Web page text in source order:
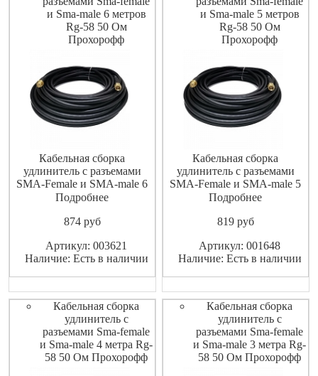
и Sma-male 6 метров
Rg-58 50 Ом
Прохорофф
Кабельная сборка
удлинитель с разъемами
SMA-Female и SMA-male 6
метров RG-58 50 Ом
Подробнее
874pуб
Артикул: 003621
Наличие: Есть в наличии
и Sma-male 5 метров
Rg-58 50 Ом
Прохорофф
Кабельная сборка
удлинитель с разъемами
SMA-Female и SMA-male 5
метров RG-58 50 Ом
Подробнее
819pуб
Артикул: 001648
Наличие: Есть в наличии
Кабельная сборка
удлинитель с
разъемами Sma-female
и Sma-male 4 метра Rg-
58 50 Ом Прохорофф
Кабельная сборка
удлинитель с
разъемами Sma-female
и Sma-male 3 метра Rg-
58 50 Ом Прохорофф